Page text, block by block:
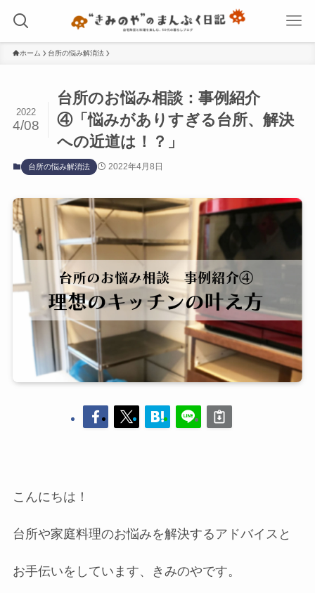
ホーム 台所の悩み解消法
台所のお悩み相談：事例紹介
④「悩みがありすぎる台所、解決
への近道は！？」
2022
4/08
台所の悩み解消法 2022年4月8日
こんにちは！
台所や家庭料理のお悩みを解決するアドバイスと
お手伝いをしています、きみのやです。